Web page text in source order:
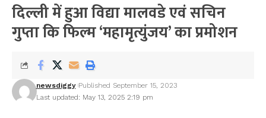
दिल्ली में हुआ विद्या मालवडे एवं सचिन
गुप्ता कि फिल्म ‘महामृत्युंजय’ का प्रमोशन
Last updated: May 13, 2025 2:19 pm
newsdiggy Published September 15, 2023